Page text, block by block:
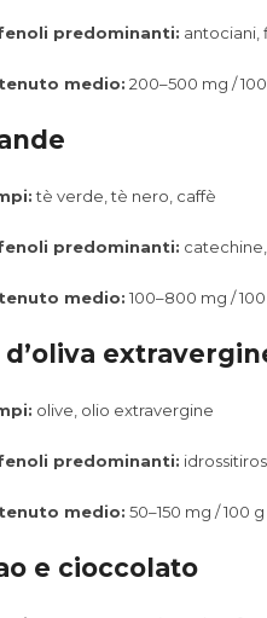
predominanti: antociani,
medio: 200–500 mg /
tè verde, tè nero, caffè
predominanti:
medio: 100–800 mg /
d’oliva
olive, olio extravergine
predominanti:
medio: 50–150 mg / 100 g
e cioccolato